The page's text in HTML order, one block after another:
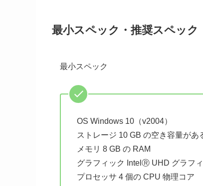
最小スペック・推奨スペック
最小スペック
OS Windows 10（v2004）
ストレージ 10 GB の空き容量があ
メモリ 8 GB の RAM
グラフィック IntelⓇ UHD グラフ
プロセッサ 4 個の CPU 物理コア